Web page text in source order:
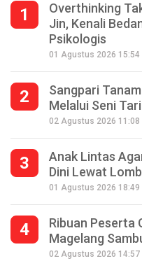
1
Overthinking
Jin, Kenali
Psikologis
01 Agustus 2026 15:54
2
Sangpari
Melalui Seni Tari
02 Agustus 2026 11:08
3
Anak Lintas
Dini Lewat
01 Agustus 2026 18:49
4
Ribuan Peserta
Magelang
02 Agustus 2026 14:57